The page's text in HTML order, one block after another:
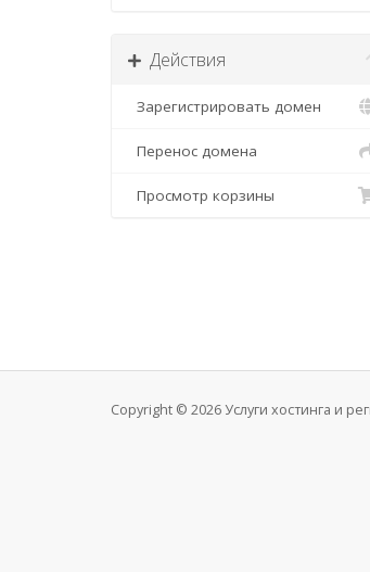
Действия
Зарегистрировать домен
Перенос домена
Просмотр корзины
Copyright © 2026 Услуги хостинга и